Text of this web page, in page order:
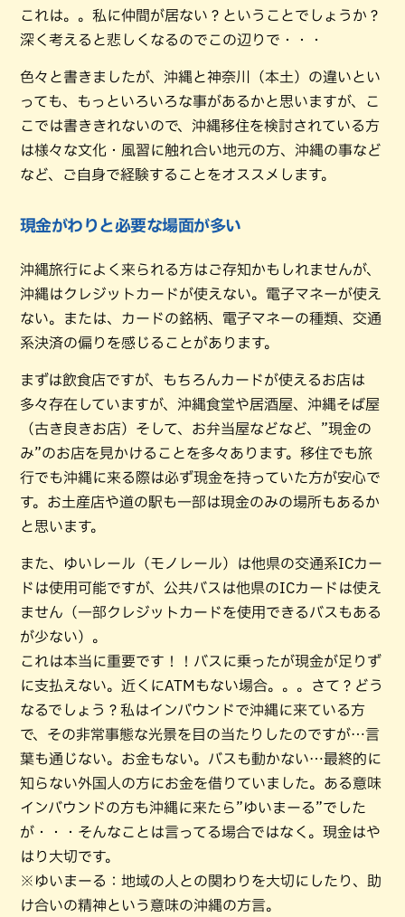
これは。。私に仲間が居ない？ということでしょうか？
深く考えると悲しくなるのでこの辺りで・・・
色々と書きましたが、沖縄と神奈川（本土）の違いとい
っても、もっといろいろな事があるかと思いますが、こ
こでは書ききれないので、沖縄移住を検討されている方
は様々な文化・風習に触れ合い地元の方、沖縄の事など
など、ご自身で経験することをオススメします。
現金がわりと必要な場面が多い
沖縄旅行によく来られる方はご存知かもしれませんが、
沖縄はクレジットカードが使えない。電子マネーが使え
ない。または、カードの銘柄、電子マネーの種類、交通
系決済の偏りを感じることがあります。
まずは飲食店ですが、もちろんカードが使えるお店は
多々存在していますが、沖縄食堂や居酒屋、沖縄そば屋
（古き良きお店）そして、お弁当屋などなど、”現金の
み”のお店を見かけることを多々あります。移住でも旅
行でも沖縄に来る際は必ず現金を持っていた方が安心で
す。お土産店や道の駅も一部は現金のみの場所もあるか
と思います。
また、ゆいレール（モノレール）は他県の交通系ICカー
ドは使用可能ですが、公共バスは他県のICカードは使え
ません（一部クレジットカードを使用できるバスもある
が少ない）。
これは本当に重要です！！バスに乗ったが現金が足りず
に支払えない。近くにATMもない場合。。。さて？どう
なるでしょう？私はインバウンドで沖縄に来ている方
で、その非常事態な光景を目の当たりしたのですが…言
葉も通じない。お金もない。バスも動かない…最終的に
知らない外国人の方にお金を借りていました。ある意味
インバウンドの方も沖縄に来たら”ゆいまーる”でした
が・・・そんなことは言ってる場合ではなく。現金はや
はり大切です。
※ゆいまーる：地域の人との関わりを大切にしたり、助
け合いの精神という意味の沖縄の方言。